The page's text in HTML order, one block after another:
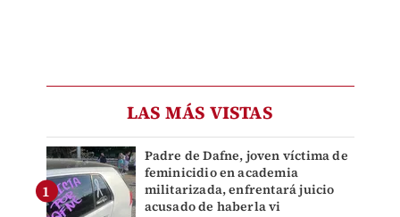
LAS MÁS VISTAS
Padre de Dafne, joven víctima de
feminicidio en academia
militarizada, enfrentará juicio
acusado de haberla vi